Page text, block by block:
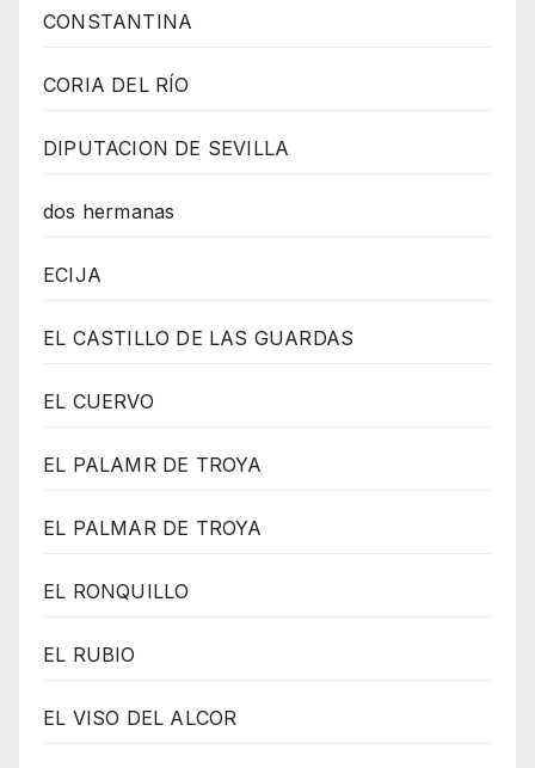
CONSTANTINA
CORIA DEL RÍO
DIPUTACION DE SEVILLA
dos hermanas
ECIJA
EL CASTILLO DE LAS GUARDAS
EL CUERVO
EL PALAMR DE TROYA
EL PALMAR DE TROYA
EL RONQUILLO
EL RUBIO
EL VISO DEL ALCOR